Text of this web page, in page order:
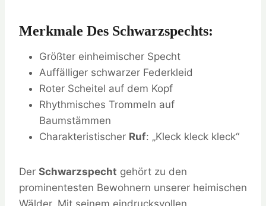
Merkmale Des Schwarzspechts:
Größter einheimischer Specht
Auffälliger schwarzer Federkleid
Roter Scheitel auf dem Kopf
Rhythmisches Trommeln auf
Baumstämmen
Charakteristischer Ruf: „Kleck kleck kleck“
Der Schwarzspecht gehört zu den
prominentesten Bewohnern unserer heimischen
Wälder. Mit seinem eindrucksvollen